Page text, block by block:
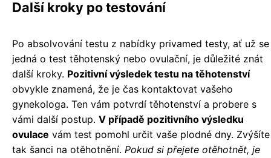
Další kroky po testování
Po absolvování testu z nabídky privamed testy, ať už se
jedná o test těhotenský nebo ovulační, je důležité znát
další kroky. Pozitivní výsledek testu na těhotenství
obvykle znamená, že je čas kontaktovat vašeho
gynekologa. Ten vám potvrdí těhotenství a probere s
vámi další postup. V případě pozitivního výsledku
ovulace vám test pomohl určit vaše plodné dny. Zvýšíte
tak šanci na otěhotnění. Pokud si přejete otěhotnět, je